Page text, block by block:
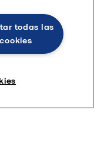
todas las
cookies